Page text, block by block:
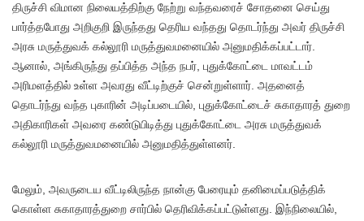
திருச்சி விமான நிலையத்திற்கு நேற்று வந்தவரைச் சோதனை செய்து
பார்த்தபோது அறிகுறி இருந்தது தெரிய வந்தது தொடர்ந்து அவர் திருச்சி
அரசு மருத்துவக் கல்லூரி மருத்துவமனையில் அனுமதிக்கப்பட்டார்.
ஆனால், அங்கிருந்து தப்பித்த அந்த நபர், புதுக்கோட்டை மாவட்டம்
அரிமளத்தில் உள்ள அவரது வீட்டிற்குச் சென்றுள்ளார். அதனைத்
தொடர்ந்து வந்த புகாரின் அடிப்படையில், புதுக்கோட்டைச் சுகாதாரத் துறை
அதிகாரிகள் அவரை கண்டுபிடித்து புதுக்கோட்டை அரசு மருத்துவக்
கல்லூரி மருத்துவமனையில் அனுமதித்துள்ளனர்.
மேலும், அவருடைய வீட்டிலிருந்த நான்கு பேரையும் தனிமைப்படுத்திக்
கொள்ள சுகாதாரத்துறை சார்பில் தெரிவிக்கப்பட்டுள்ளது. இந்நிலையில்,